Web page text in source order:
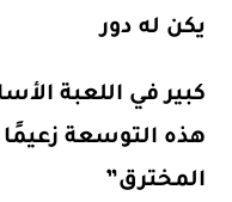
يكن له دور
كبير في اللعبة
هذه التوسعة
المخترق”